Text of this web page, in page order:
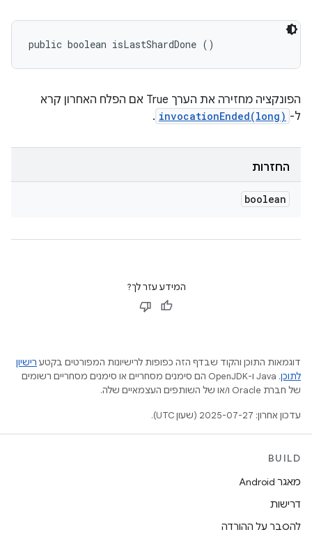
public boolean isLastShardDone ()
הפונקציה מחזירה את הערך True אם הפלח האחרון קרא
ל- invocationEnded(long)
.
החזרות
boolean
המידע עזר לך?
דוגמאות התוכן והקוד שבדף הזה כפופות לרישיונות המפורטים בקטע רישיון
לתוכן
.‏ Java ו-OpenJDK הם סימנים מסחריים או סימנים מסחריים רשומים
של חברת Oracle ו/או של השותפים העצמאיים שלה.
עדכון אחרון: 2025-07-27 (שעון UTC).
BUILD
מאגר Android
דרישות
להסבר על ההורדה